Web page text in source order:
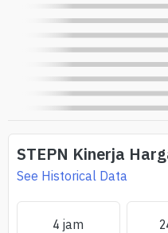
STEPN Kinerja
See Historical Data
4 jam